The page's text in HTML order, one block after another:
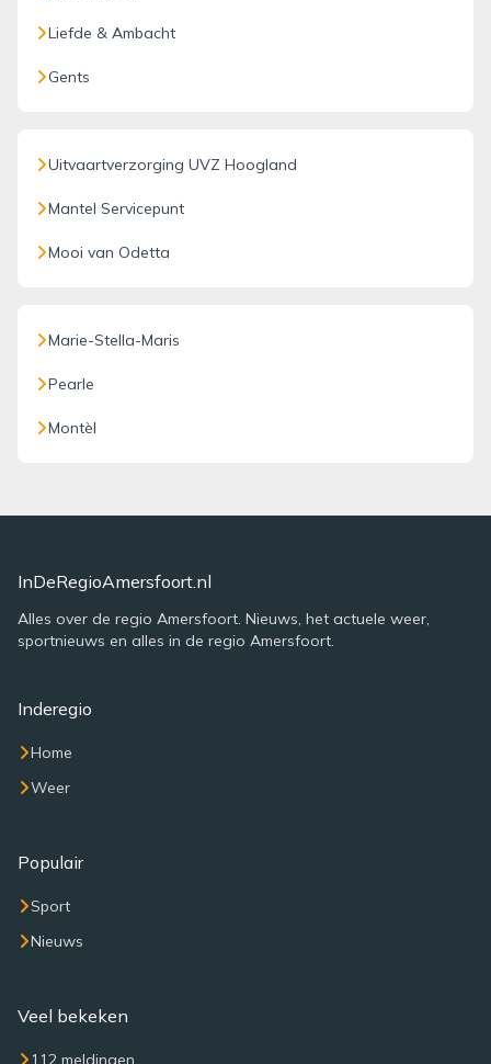
Liefde & Ambacht
Gents
Uitvaartverzorging UVZ Hoogland
Mantel Servicepunt
Mooi van Odetta
Marie-Stella-Maris
Pearle
Montèl
InDeRegioAmersfoort.nl
Alles over de regio Amersfoort. Nieuws, het actuele weer,
sportnieuws en alles in de regio Amersfoort.
Inderegio
Home
Weer
Populair
Sport
Nieuws
Veel bekeken
112 meldingen